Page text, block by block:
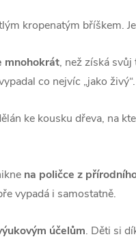
kropenatým bříškem.
mnohokrát, než získá
co nejvíc „jako
ke kousku dřeva, na
na poličce z
vypadá i samostatně.
účelům. Děti si